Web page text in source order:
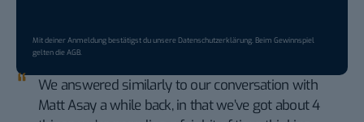
Mit deiner Anmeldung bestätigst du unsereDatenschutzerklärung. Beim Gewinnspiel
gelten dieAGB.
We answered similarly to our conversation with
Matt Asay a while back, in that we’ve got about 4